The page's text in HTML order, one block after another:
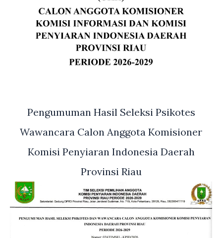
Pengumuman Hasil Seleksi Psikotes
Wawancara Calon Anggota Komisioner
Komisi Penyiaran Indonesia Daerah
Provinsi Riau